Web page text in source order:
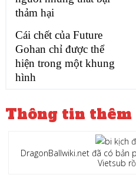
thảm hại
Cái chết của Future
Gohan chỉ được thể
hiện trong một khung
hình
Thông tin thêm
DragonBallwiki.net đã có bản
Vietsub